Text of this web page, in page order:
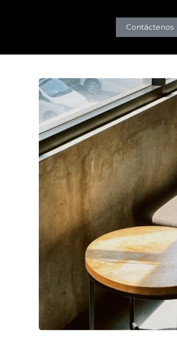
profesionales
Contáctenos